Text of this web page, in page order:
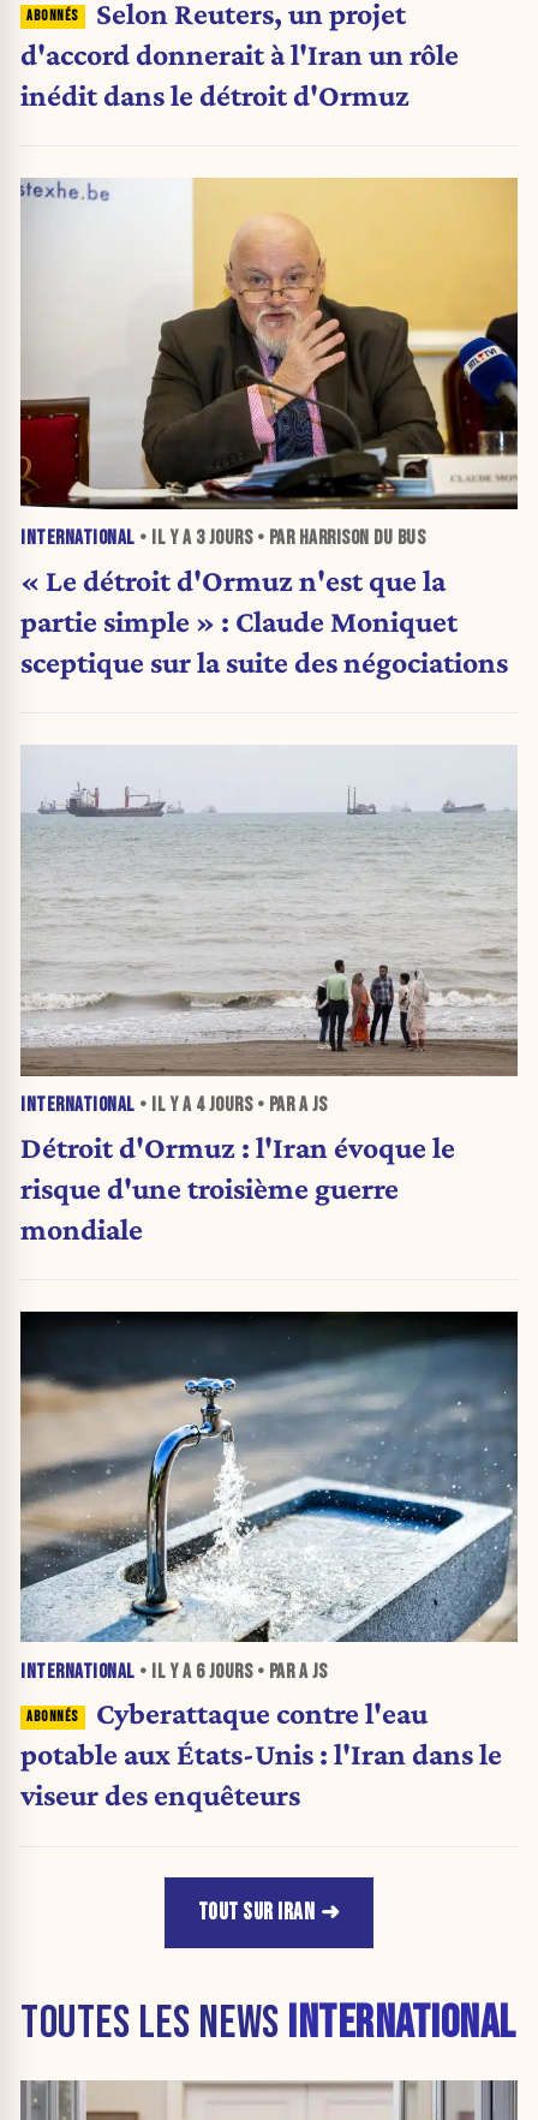
Selon Reuters, un projet
d'accord donnerait à l'Iran un rôle
inédit dans le détroit d'Ormuz
INTERNATIONAL • IL Y A 3 JOURS• PAR HARRISON DU BUS
« Le détroit d'Ormuz n'est que la
partie simple » : Claude Moniquet
sceptique sur la suite des négociations
INTERNATIONAL • IL Y A 4 JOURS• PAR A JS
Détroit d'Ormuz : l'Iran évoque le
risque d'une troisième guerre
mondiale
INTERNATIONAL • IL Y A 6 JOURS• PAR A JS
Cyberattaque contre l'eau
potable aux États-Unis : l'Iran dans le
viseur des enquêteurs
TOUT SUR IRAN
TOUTES LES NEWS INTERNATIONAL